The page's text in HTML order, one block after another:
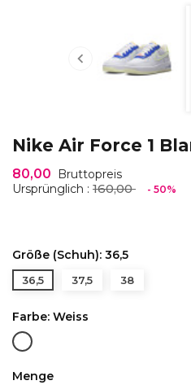

Nike Air Force 1
80,00
Bruttopreis
Ursprünglich : 160,00 - 50%
Größe (Schuh): 36,5
36,5 37,5 38
Farbe: Weiss
Weiss
Menge